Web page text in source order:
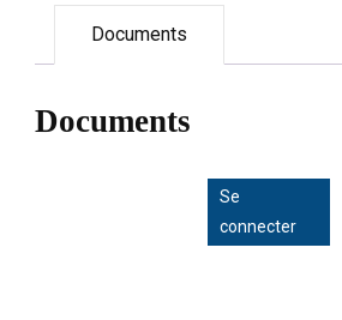
Documents
Documents
Se
connecter